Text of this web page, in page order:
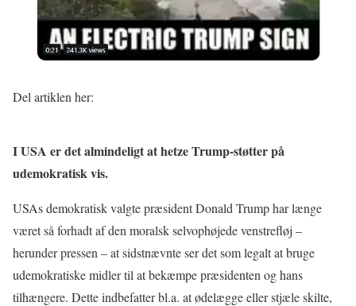
Del artiklen her:
I USA er det almindeligt at hetze Trump-støtter på
udemokratisk vis.
USAs demokratisk valgte præsident Donald Trump har længe
været så forhadt af den moralsk selvophøjede venstrefløj –
herunder pressen – at sidstnævnte ser det som legalt at bruge
udemokratiske midler til at bekæmpe præsidenten og hans
tilhængere. Dette indbefatter bl.a. at ødelægge eller stjæle skilte,